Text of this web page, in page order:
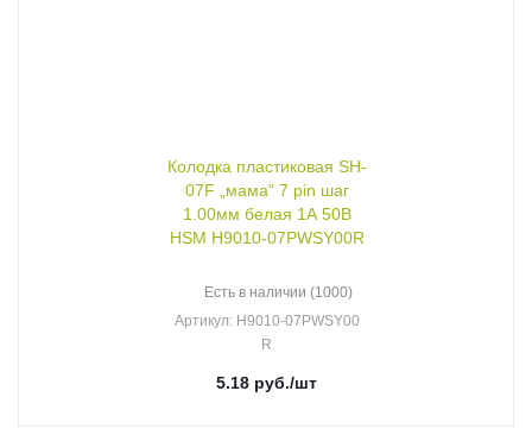
Колодка пластиковая SH-
07F „мама“ 7 pin шаг
1.00мм белая 1А 50В
HSM H9010-07PWSY00R
Есть в наличии (1000)
Артикул: H9010-07PWSY00
R
5.18 руб./шт